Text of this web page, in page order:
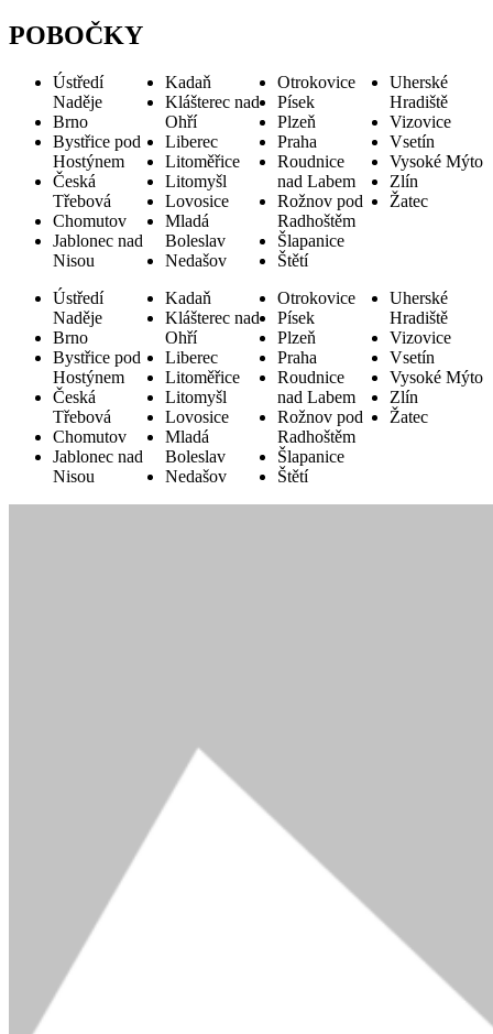
POBOČKY
Ústředí
Naděje
Brno
Bystřice pod
Hostýnem
Česká
Třebová
Chomutov
Jablonec nad
Nisou
Kadaň
Klášterec nad
Ohří
Liberec
Litoměřice
Litomyšl
Lovosice
Mladá
Boleslav
Nedašov
Otrokovice
Písek
Plzeň
Praha
Roudnice
nad Labem
Rožnov pod
Radhoštěm
Šlapanice
Štětí
Uherské
Hradiště
Vizovice
Vsetín
Vysoké Mýto
Zlín
Žatec
Ústředí
Naděje
Brno
Bystřice pod
Hostýnem
Česká
Třebová
Chomutov
Jablonec nad
Nisou
Kadaň
Klášterec nad
Ohří
Liberec
Litoměřice
Litomyšl
Lovosice
Mladá
Boleslav
Nedašov
Otrokovice
Písek
Plzeň
Praha
Roudnice
nad Labem
Rožnov pod
Radhoštěm
Šlapanice
Štětí
Uherské
Hradiště
Vizovice
Vsetín
Vysoké Mýto
Zlín
Žatec